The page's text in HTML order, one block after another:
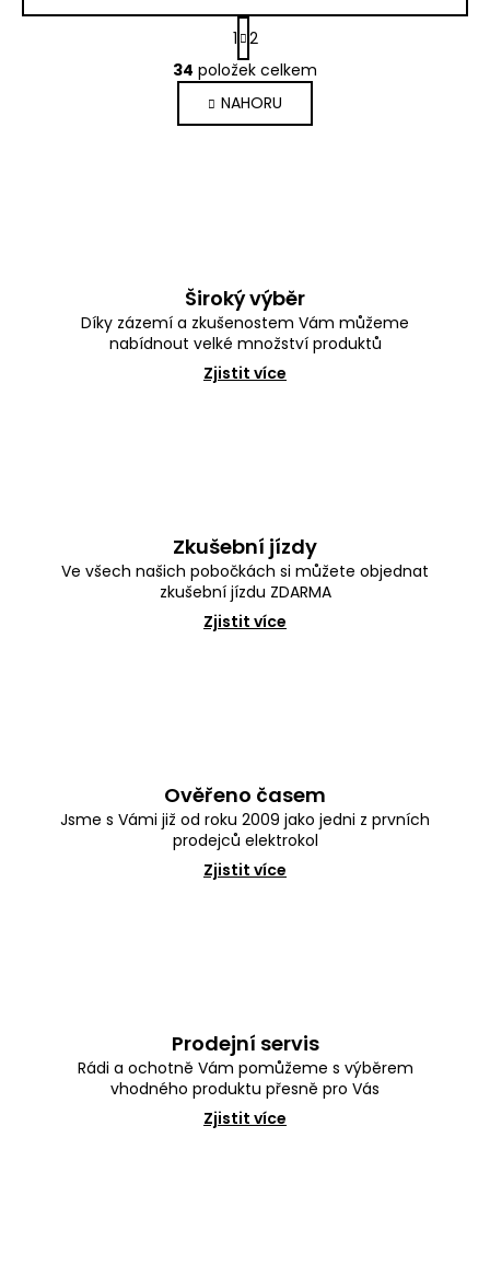
O
v
l
á
y
v
ý
p
S
t
r
á
n
k
1 2
34 položek celkem
NAHORU
Široký výběr
Díky zázemí a zkušenostem Vám můžeme
nabídnout velké množství produktů
Zjistit více
Zkušební jízdy
Ve všech našich pobočkách si můžete objednat
zkušební jízdu ZDARMA
Zjistit více
Ověřeno časem
Jsme s Vámi již od roku 2009 jako jedni z prvních
prodejců elektrokol
Zjistit více
Prodejní servis
Rádi a ochotně Vám pomůžeme s výběrem
vhodného produktu přesně pro Vás
Zjistit více